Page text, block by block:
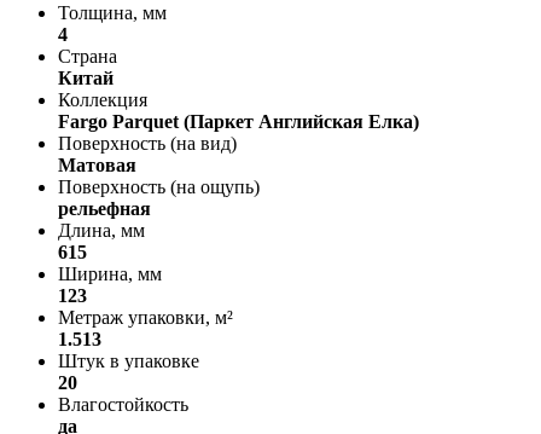
Толщина, мм
4
Страна
Китай
Коллекция
Fargo Parquet (Паркет Английская Елка)
Поверхность (на вид)
Матовая
Поверхность (на ощупь)
рельефная
Длина, мм
615
Ширина, мм
123
Метраж упаковки, м²
1.513
Штук в упаковке
20
Влагостойкость
да